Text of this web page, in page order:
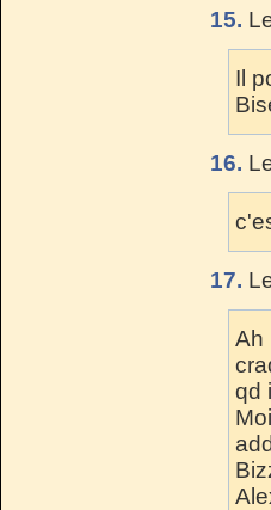
15.
Il
16.
17.
Ah
qd